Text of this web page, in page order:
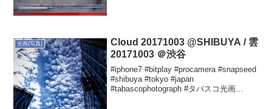
光画(写真)
Cloud 20171003 @SHIBUYA / 雲
20171003 ＠渋谷
#iphone7 #bitplay #procamera #snapseed
#shibuya #tokyo #japan
#tabascophotograph #タバスコ光画